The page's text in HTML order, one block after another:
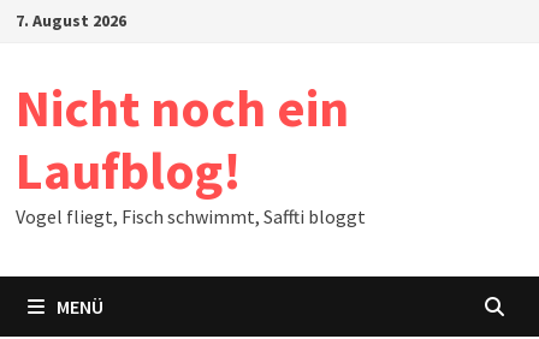
Zum7. August 2026
Nicht noch ein
Laufblog!
Vogel fliegt, Fisch schwimmt, Saffti bloggt
MENÜ